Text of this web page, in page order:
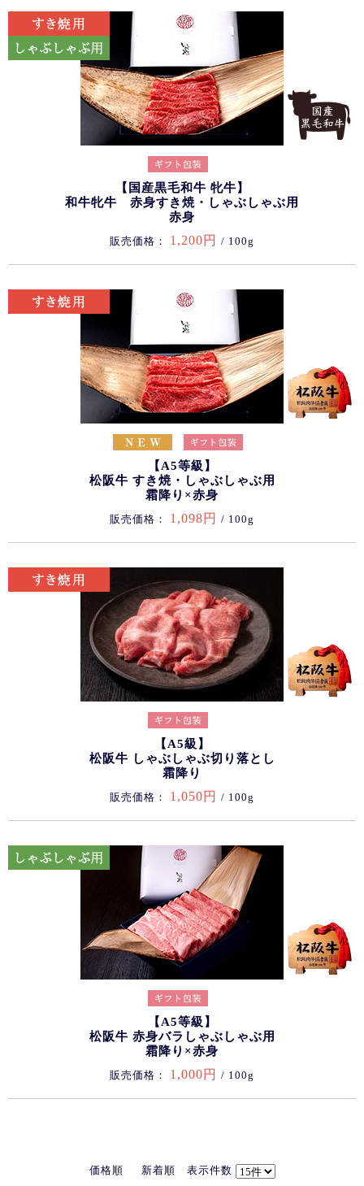
【国産黒毛和牛 牝牛】
和牛牝牛 赤身すき焼・しゃぶしゃぶ用
赤身
販売価格： 1,200円 / 100g
【A5等級】
松阪牛 すき焼・しゃぶしゃぶ用
霜降り×赤身
販売価格： 1,098円 / 100g
【A5級】
松阪牛 しゃぶしゃぶ切り落とし
霜降り
販売価格： 1,050円 / 100g
【A5等級】
松阪牛 赤身バラしゃぶしゃぶ用
霜降り×赤身
販売価格： 1,000円 / 100g
価格順 新着順 表示件数